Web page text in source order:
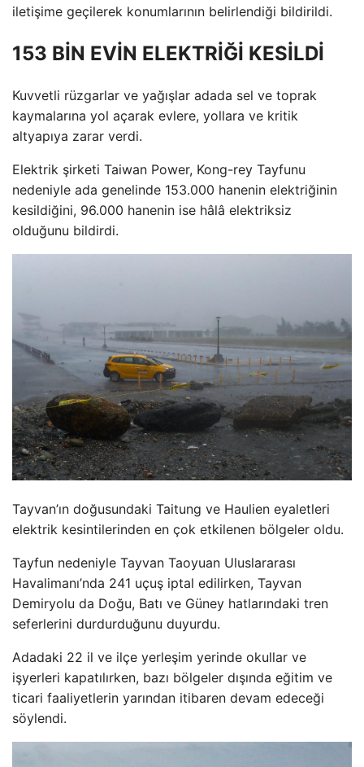
iletişime geçilerek konumlarının belirlendiği bildirildi.
153 BİN EVİN ELEKTRİĞİ KESİLDİ
Kuvvetli rüzgarlar ve yağışlar adada sel ve toprak
kaymalarına yol açarak evlere, yollara ve kritik
altyapıya zarar verdi.
Elektrik şirketi Taiwan Power, Kong-rey Tayfunu
nedeniyle ada genelinde 153.000 hanenin elektriğinin
kesildiğini, 96.000 hanenin ise hâlâ elektriksiz
olduğunu bildirdi.
Tayvan’ın doğusundaki Taitung ve Haulien eyaletleri
elektrik kesintilerinden en çok etkilenen bölgeler oldu.
Tayfun nedeniyle Tayvan Taoyuan Uluslararası
Havalimanı’nda 241 uçuş iptal edilirken, Tayvan
Demiryolu da Doğu, Batı ve Güney hatlarındaki tren
seferlerini durdurduğunu duyurdu.
Adadaki 22 il ve ilçe yerleşim yerinde okullar ve
işyerleri kapatılırken, bazı bölgeler dışında eğitim ve
ticari faaliyetlerin yarından itibaren devam edeceği
söylendi.